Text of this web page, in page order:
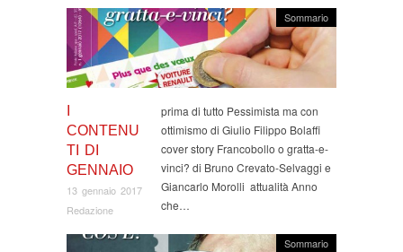
CONTENU
TI DI
GENNAIO
13 gennaio 2017
Redazione
Sommario
prima di tutto Pessimista ma con
ottimismo di Giulio Filippo Bolaffi
cover story Francobollo o gratta-e-
vinci? di Bruno Crevato-Selvaggi e
Giancarlo Morolli attualità Anno
che…
Sommario